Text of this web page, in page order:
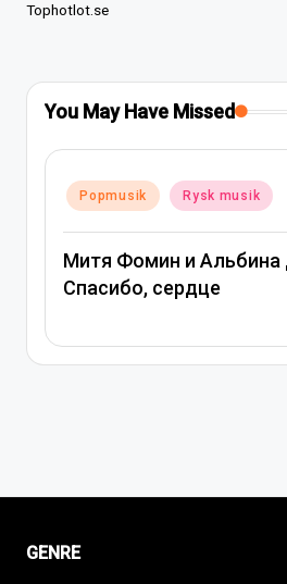
Tophotlot.se
You May Have Missed
Posted
in
Popmusik Rysk musik
Митя Фомин и Альбина
Спасибо, сердце
GENRE